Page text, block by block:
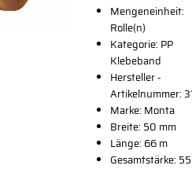
Mengeneinheit:
Rolle(n)
Kategorie: PP
Klebeband
Hersteller -
Artikelnummer:
Marke: Monta
Breite: 50 mm
Länge: 66 m
Gesamtstärke: